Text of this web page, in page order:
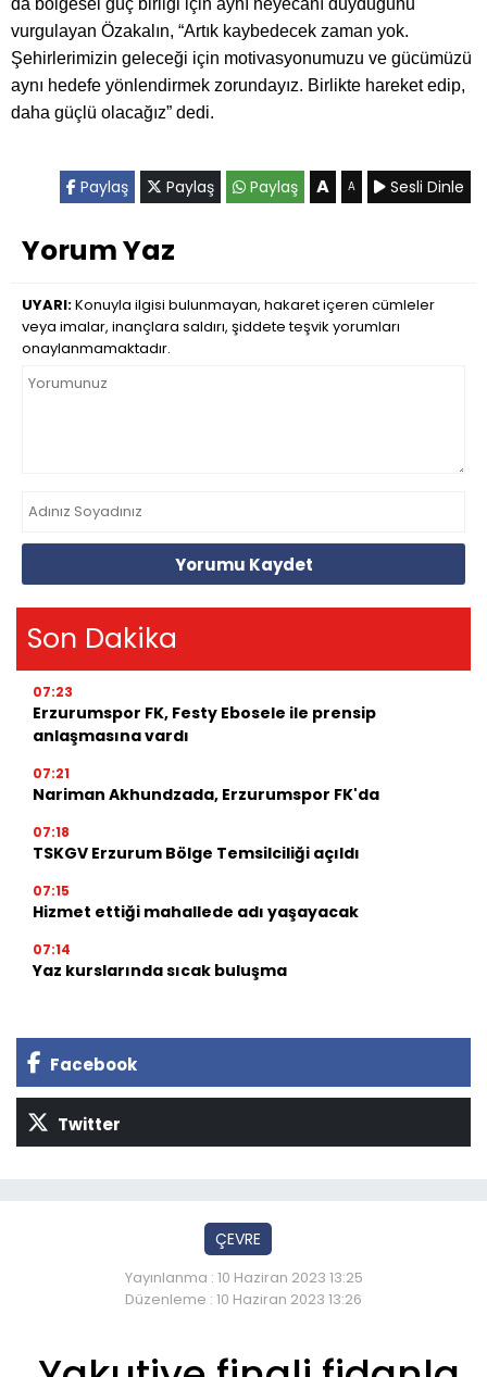
da bölgesel güç birliği için aynı heyecanı duyduğunu
vurgulayan Özakalın, “Artık kaybedecek zaman yok.
Şehirlerimizin geleceği için motivasyonumuzu ve gücümüzü
aynı hedefe yönlendirmek zorundayız. Birlikte hareket edip,
daha güçlü olacağız” dedi.
Paylaş Paylaş Paylaş A A Sesli Dinle
Yorum Yaz
UYARI:Konuyla ilgisi bulunmayan, hakaret içeren cümleler
veya imalar, inançlara saldırı, şiddete teşvik yorumları
onaylanmamaktadır.
Yorumu Kaydet
Son Dakika
07:23
Erzurumspor FK, Festy Ebosele ile prensip
anlaşmasına vardı
07:21
Nariman Akhundzada, Erzurumspor FK'da
07:18
TSKGV Erzurum Bölge Temsilciliği açıldı
07:15
Hizmet ettiği mahallede adı yaşayacak
07:14
Yaz kurslarında sıcak buluşma
Facebook
Twitter
ÇEVRE
Yayınlanma : 10 Haziran 2023 13:25
Düzenleme : 10 Haziran 2023 13:26